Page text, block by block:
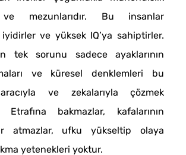
mezunlarıdır. Bu insanlar
ve yüksek IQ’ya sahiptirler.
tek sorunu sadece ayaklarının
ve küresel denklemleri bu
ve zekalarıyla çözmek
Etrafına bakmazlar, kafalarının
atmazlar, ufku yükseltip olaya
yetenekleri yoktur.